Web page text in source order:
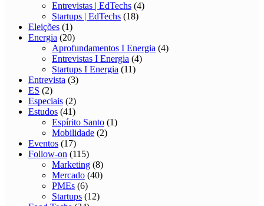
Entrevistas | EdTechs (4)
Startups | EdTechs (18)
Eleições (1)
Energia (20)
Aprofundamentos I Energia (4)
Entrevistas I Energia (4)
Startups I Energia (11)
Entrevista (3)
ES (2)
Especiais (2)
Estudos (41)
Espírito Santo (1)
Mobilidade (2)
Eventos (17)
Follow-on (115)
Marketing (8)
Mercado (40)
PMEs (6)
Startups (12)